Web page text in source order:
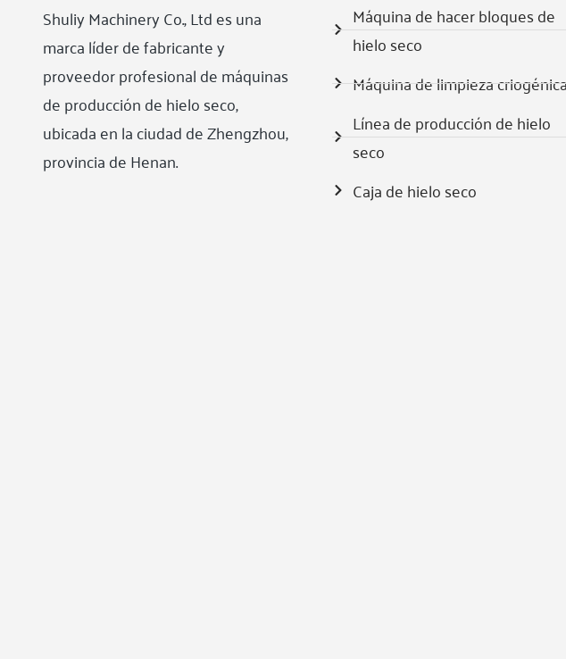
Shuliy Machinery Co., Ltd es una
marca líder de fabricante y
proveedor profesional de máquinas
de producción de hielo seco,
ubicada en la ciudad de Zhengzhou,
provincia de Henan.
Máquina de hacer bloques de
hielo seco
Máquina de limpieza criogénica
Línea de producción de hielo
seco
Caja de hielo seco